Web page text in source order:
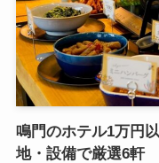
鳴門のホテル1万円
地・設備で厳選6軒